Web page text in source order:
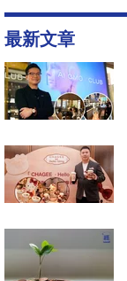
最新文章